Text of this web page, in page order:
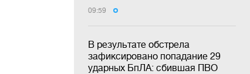
09:59
В результате обстрела
зафиксировано попадание 29
ударных БпЛА: сбившая ПВО